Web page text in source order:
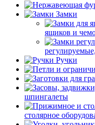
Замки
ящиков и
Ручки
шпингалеты
столярное